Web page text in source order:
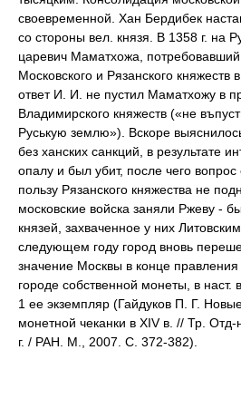
своевременной. Хан Бердибек
со стороны вел. князя. В 1358 г. на
царевич Маматхожа,
Московского и Рязанского княжеств
ответ И. И. не пустил Маматхожу в
Владимирского княжеств («не
Руськую землю»). Вскоре
без ханских санкций, в результате
опалу и был убит, после чего
пользу Рязанского княжества не
московские войска заняли Ржеву -
князей, захваченное у них
следующем году город вновь
значение Москвы в конце
городе собственной монеты, в наст.
1 ее экземпляр (Гайдуков П. Г.
монетной чеканки в XIV в. // Тр.
г. / РАН. М., 2007. С. 372-382).